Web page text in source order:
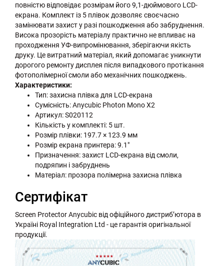
повністю відповідає розмірам його 9,1-дюймового LCD-
екрана. Комплект із 5 плівок дозволяє своєчасно
замінювати захист у разі пошкодження або забруднення.
Висока прозорість матеріалу практично не впливає на
проходження УФ-випромінювання, зберігаючи якість
друку. Це витратний матеріал, який допомагає уникнути
дорогого ремонту дисплея після випадкового протікання
фотополімерної смоли або механічних пошкоджень.
Характеристики:
Тип: захисна плівка для LCD-екрана
Сумісність: Anycubic Photon Mono X2
Артикул: S020112
Кількість у комплекті: 5 шт.
Розмір плівки: 197.7 × 123.9 мм
Розмір екрана принтера: 9.1"
Призначення: захист LCD-екрана від смоли,
подряпин і забруднень
Матеріал: прозора полімерна захисна плівка
Сертифікат
Screen Protector Anycubic від офіційного дистриб’ютора в
Україні Royal Integration Ltd - це гарантія оригінальної
продукції.